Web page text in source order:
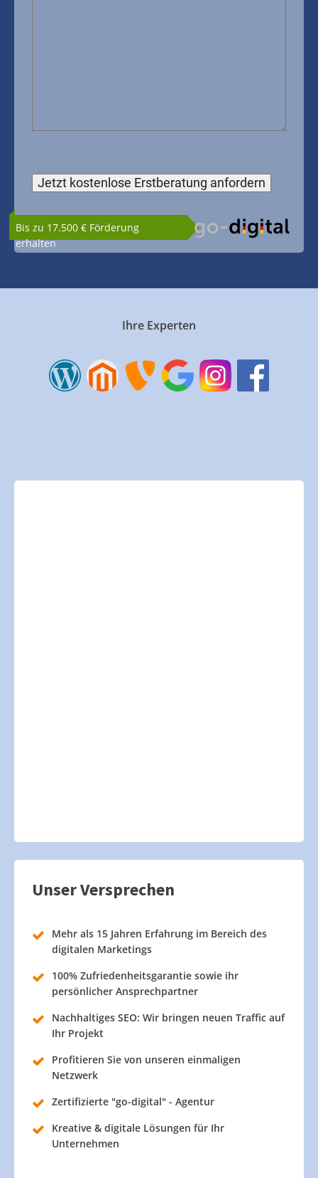
Bis zu 17.500 € Förderung
erhalten
Ihre Experten
Unser Versprechen
Mehr als 15 Jahren Erfahrung im Bereich des
digitalen Marketings
100% Zufriedenheitsgarantie sowie ihr
persönlicher Ansprechpartner
Nachhaltiges SEO: Wir bringen neuen Traffic auf
Ihr Projekt
Profitieren Sie von unseren einmaligen
Netzwerk
Zertifizierte "go-digital" - Agentur
Kreative & digitale Lösungen für Ihr
Unternehmen